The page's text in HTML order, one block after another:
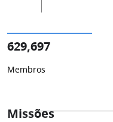
629,697
Membros
Missões